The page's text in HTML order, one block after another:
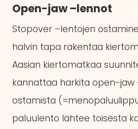
Open-jaw –lennot
Stopover –lentojen
halvin tapa rakentaa
Aasian kiertomatkaa
kannattaa harkita open-jaw
ostamista
paluulento lähtee toisesta